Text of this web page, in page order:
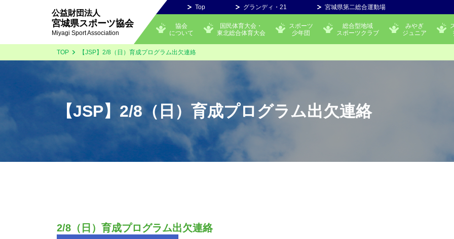
公益財団法人
宮城県スポーツ協会
Miyagi Sport Association
Top グランディ・21 宮城県第二総合運動場
協会
について
国民体育大会・
東北総合体育大会
スポーツ
少年団
総合型地域
スポーツクラブ
みやぎ
ジュニア
TOP 【JSP】2/8（日）育成プログラム出欠連絡
【JSP】2/8（日）育成プログラム出欠連絡
2/8（日）育成プログラム出欠連絡